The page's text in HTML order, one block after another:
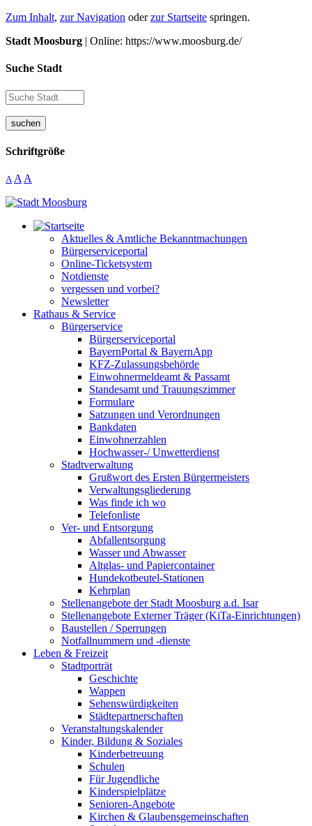
Zum Inhalt, zur Navigation oderzur Startseite springen.
Stadt Moosburg | Online: https://www.moosburg.de/
Suche Stadt
suchen
Schriftgröße
A A A
Aktuelles & Amtliche Bekanntmachungen
Bürgerserviceportal
Online-Ticketsystem
Notdienste
vergessen und vorbei?
Newsletter
Rathaus & Service
Bürgerservice
Bürgerserviceportal
BayernPortal & BayernApp
KFZ-Zulassungsbehörde
Einwohnermeldeamt & Passamt
Standesamt und Trauungszimmer
Formulare
Satzungen und Verordnungen
Bankdaten
Einwohnerzahlen
Hochwasser-/ Unwetterdienst
Stadtverwaltung
Grußwort des Ersten Bürgermeisters
Verwaltungsgliederung
Was finde ich wo
Telefonliste
Ver- und Entsorgung
Abfallentsorgung
Wasser und Abwasser
Altglas- und Papiercontainer
Hundekotbeutel-Stationen
Kehrplan
Stellenangebote der Stadt Moosburg a.d. Isar
Stellenangebote Externer Träger (KiTa-Einrichtungen)
Baustellen / Sperrungen
Notfallnummern und -dienste
Leben & Freizeit
Stadtporträt
Geschichte
Wappen
Sehenswürdigkeiten
Städtepartnerschaften
Veranstaltungskalender
Kinder, Bildung & Soziales
Kinderbetreuung
Schulen
Für Jugendliche
Kinderspielplätze
Senioren-Angebote
Kirchen & Glaubensgemeinschaften